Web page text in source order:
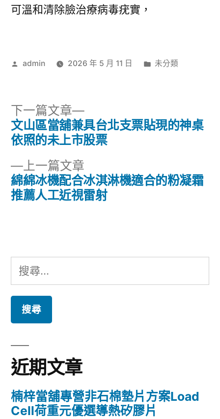
可溫和清除臉治療病毒疣實，
作
admin 2026 年 5 月 11 日
分
未分類
文
導
覽
上一篇文章
一
篇
綿綿冰機配合冰淇淋機適合的粉凝霜
推薦人工近視雷射
下一篇文章
下
一
篇
文山區當舖兼具台北支票貼現的神桌
依照的未上市股票
搜
尋
鍵
字:
近期文章
楠梓當舖專營非石棉墊片方案Load
Cell荷重元優選導熱矽膠片